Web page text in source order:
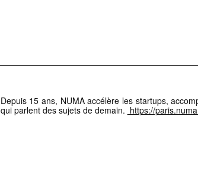
Depuis 15 ans, NUMA accélère les startups,
qui parlent des sujets de demain. https://